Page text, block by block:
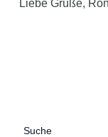
Liebe Grüße, Ron
Suche